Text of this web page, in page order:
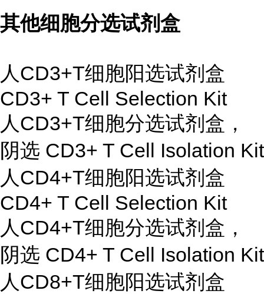
其他细胞分选试剂盒
人CD3+T细胞阳选试剂盒
CD3+ T Cell Selection Kit
人CD3+T细胞分选试剂盒，
阴选 CD3+ T Cell Isolation Kit
人CD4+T细胞阳选试剂盒
CD4+ T Cell Selection Kit
人CD4+T细胞分选试剂盒，
阴选 CD4+ T Cell Isolation Kit
人CD8+T细胞阳选试剂盒